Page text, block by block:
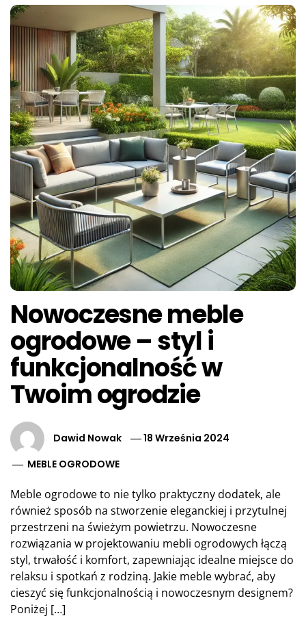
Nowoczesne meble
ogrodowe – styl i
funkcjonalność w
Twoim ogrodzie
Dawid Nowak
18 Września 2024
MEBLE OGRODOWE
Meble ogrodowe to nie tylko praktyczny dodatek, ale
również sposób na stworzenie eleganckiej i przytulnej
przestrzeni na świeżym powietrzu. Nowoczesne
rozwiązania w projektowaniu mebli ogrodowych łączą
styl, trwałość i komfort, zapewniając idealne miejsce do
relaksu i spotkań z rodziną. Jakie meble wybrać, aby
cieszyć się funkcjonalnością i nowoczesnym designem?
Poniżej […]